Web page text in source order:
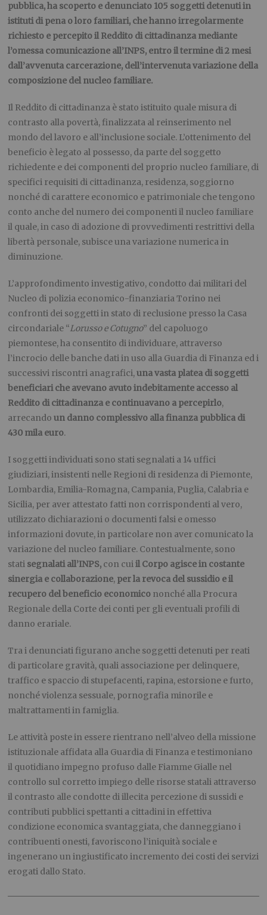
pubblica, ha scoperto e denunciato 105 soggetti detenuti in
istituti di pena o loro familiari, che hanno irregolarmente
richiesto e percepito il Reddito di cittadinanza mediante
l’omessa comunicazione all’INPS, entro il termine di 2 mesi
dall’avvenuta carcerazione, dell’intervenuta variazione della
composizione del nucleo familiare.
Il Reddito di cittadinanza è stato istituito quale misura di
contrasto alla povertà, finalizzata al reinserimento nel
mondo del lavoro e all’inclusione sociale. L’ottenimento del
beneficio è legato al possesso, da parte del soggetto
richiedente e dei componenti del proprio nucleo familiare, di
specifici requisiti di cittadinanza, residenza, soggiorno
nonché di carattere economico e patrimoniale che tengono
conto anche del numero dei componenti il nucleo familiare
il quale, in caso di adozione di provvedimenti restrittivi della
libertà personale, subisce una variazione numerica in
diminuzione.
L’approfondimento investigativo, condotto dai militari del
Nucleo di polizia economico-finanziaria Torino nei
confronti dei soggetti in stato di reclusione presso la Casa
circondariale “Lorusso e Cotugno” del capoluogo
piemontese, ha consentito di individuare, attraverso
l’incrocio delle banche dati in uso alla Guardia di Finanza ed i
successivi riscontri anagrafici,una vasta platea di soggetti
beneficiari che avevano avuto indebitamente accesso al
Reddito di cittadinanza e continuavano a percepirlo,
arrecandoun danno complessivo alla finanza pubblica di
430 mila euro.
I soggetti individuati sono stati segnalati a 14 uffici
giudiziari, insistenti nelle Regioni di residenza di Piemonte,
Lombardia, Emilia-Romagna, Campania, Puglia, Calabria e
Sicilia, per aver attestato fatti non corrispondenti al vero,
utilizzato dichiarazioni o documenti falsi e omesso
informazioni dovute, in particolare non aver comunicato la
variazione del nucleo familiare. Contestualmente, sono
stati segnalati all’INPS, con cuiil Corpo agisce in costante
sinergia e collaborazione, per la revoca del sussidio e il
recupero del beneficio economico nonché alla Procura
Regionale della Corte dei conti per gli eventuali profili di
danno erariale.
Tra i denunciati figurano anche soggetti detenuti per reati
di particolare gravità, quali associazione per delinquere,
traffico e spaccio di stupefacenti, rapina, estorsione e furto,
nonché violenza sessuale, pornografia minorile e
maltrattamenti in famiglia.
Le attività poste in essere rientrano nell’alveo della missione
istituzionale affidata alla Guardia di Finanza e testimoniano
il quotidiano impegno profuso dalle Fiamme Gialle nel
controllo sul corretto impiego delle risorse statali attraverso
il contrasto alle condotte di illecita percezione di sussidi e
contributi pubblici spettanti a cittadini in effettiva
condizione economica svantaggiata, che danneggiano i
contribuenti onesti, favoriscono l’iniquità sociale e
ingenerano un ingiustificato incremento dei costi dei servizi
erogati dallo Stato.